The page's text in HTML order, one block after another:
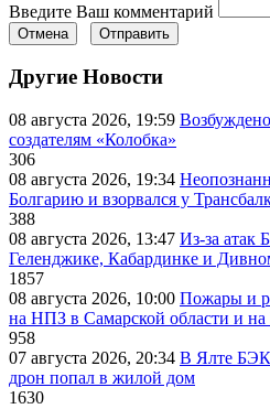
Введите Ваш комментарий
Отмена Отправить
Другие Новости
08 августа 2026, 19:59
создателям «Колобка»
306
08 августа 2026, 19:34
Болгарию и взорвался у
388
08 августа 2026, 13:47 Из-за атак
Геленджике, Кабардинке и
1857
08 августа 2026, 10:00 Пожары и
на НПЗ в Самарской области и на
958
07 августа 2026, 20:34 В Ялте БЭК
дрон попал в жилой дом
1630